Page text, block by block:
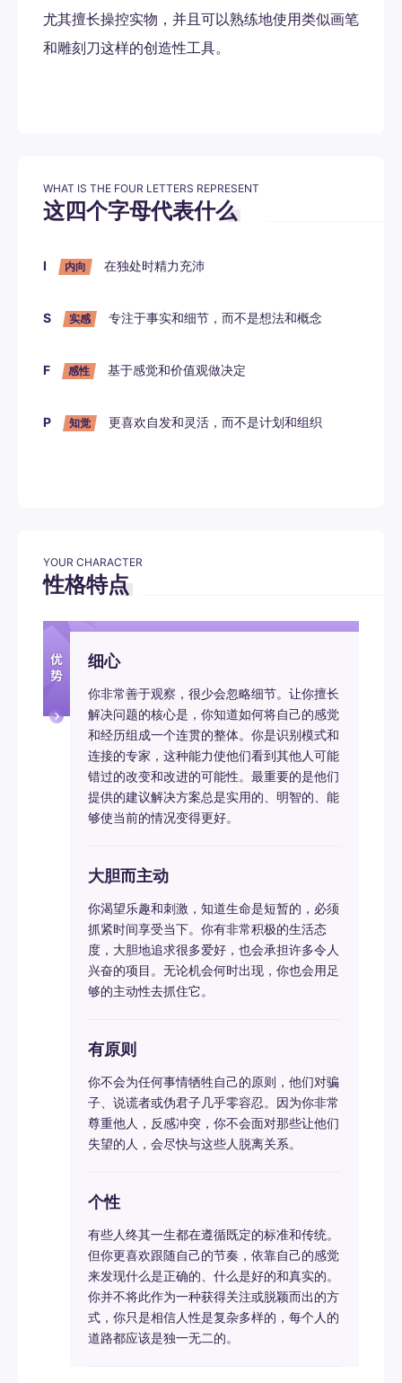
尤其擅长操控实物，并且可以熟练地使用类似画笔
和雕刻刀这样的创造性工具。
WHAT IS THE FOUR LETTERS REPRESENT
这四个字母代表什么
I 内向 在独处时精力充沛
S 实感 专注于事实和细节，而不是想法和概念
F 感性 基于感觉和价值观做决定
P 知觉 更喜欢自发和灵活，而不是计划和组织
YOUR CHARACTER
性格特点
细心
你非常善于观察，很少会忽略细节。让你擅长
解决问题的核心是，你知道如何将自己的感觉
和经历组成一个连贯的整体。你是识别模式和
连接的专家，这种能力使他们看到其他人可能
错过的改变和改进的可能性。最重要的是他们
提供的建议解决方案总是实用的、明智的、能
够使当前的情况变得更好。
大胆而主动
你渴望乐趣和刺激，知道生命是短暂的，必须
抓紧时间享受当下。你有非常积极的生活态
度，大胆地追求很多爱好，也会承担许多令人
兴奋的项目。无论机会何时出现，你也会用足
够的主动性去抓住它。
有原则
你不会为任何事情牺牲自己的原则，他们对骗
子、说谎者或伪君子几乎零容忍。因为你非常
尊重他人，反感冲突，你不会面对那些让他们
失望的人，会尽快与这些人脱离关系。
个性
有些人终其一生都在遵循既定的标准和传统。
但你更喜欢跟随自己的节奏，依靠自己的感觉
来发现什么是正确的、什么是好的和真实的。
你并不将此作为一种获得关注或脱颖而出的方
式，你只是相信人性是复杂多样的，每个人的
道路都应该是独一无二的。